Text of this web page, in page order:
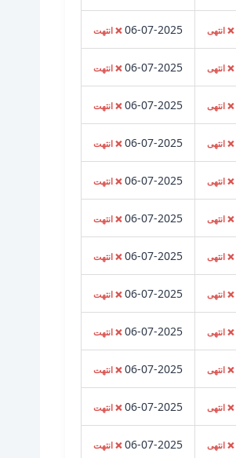
❌ انتهى 06-07-2025 ❌ انتهت
❌ انتهى 06-07-2025 ❌ انتهت
❌ انتهى 06-07-2025 ❌ انتهت
❌ انتهى 06-07-2025 ❌ انتهت
❌ انتهى 06-07-2025 ❌ انتهت
❌ انتهى 06-07-2025 ❌ انتهت
❌ انتهى 06-07-2025 ❌ انتهت
❌ انتهى 06-07-2025 ❌ انتهت
❌ انتهى 06-07-2025 ❌ انتهت
❌ انتهى 06-07-2025 ❌ انتهت
❌ انتهى 06-07-2025 ❌ انتهت
❌ انتهى 06-07-2025 ❌ انتهت